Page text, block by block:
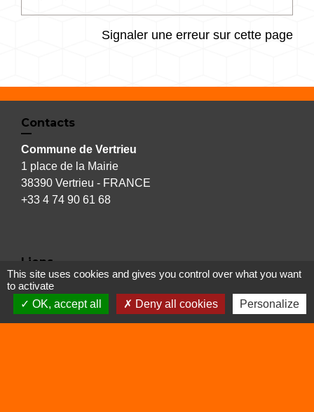
Signaler une erreur sur cette page
Contacts
Commune de Vertrieu
1 place de la Mairie
38390 Vertrieu - FRANCE
+33 4 74 90 61 68
Liens
Déchetterie
Viarhôna
This site uses cookies and gives you control over what you want
to activate
OK, accept all
Deny all cookies Personalize